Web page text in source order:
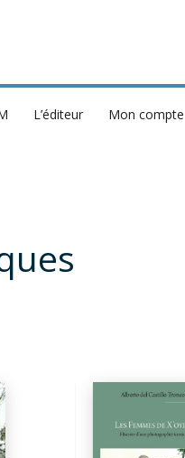
L’éditeur Mon compte